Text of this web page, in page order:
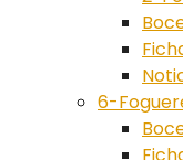
6-